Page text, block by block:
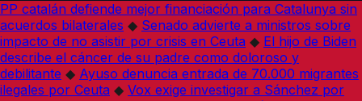
PP catalán defiende mejor financiación para Catalunya sin
acuerdos bilaterales ◆ Senado advierte a ministros sobre
impacto de no asistir por crisis en Ceuta ◆ El hijo de Biden
describe el cáncer de su padre como doloroso y
debilitante ◆ Ayuso denuncia entrada de 70.000 migrantes
ilegales por Ceuta ◆ Vox exige investigar a Sánchez por